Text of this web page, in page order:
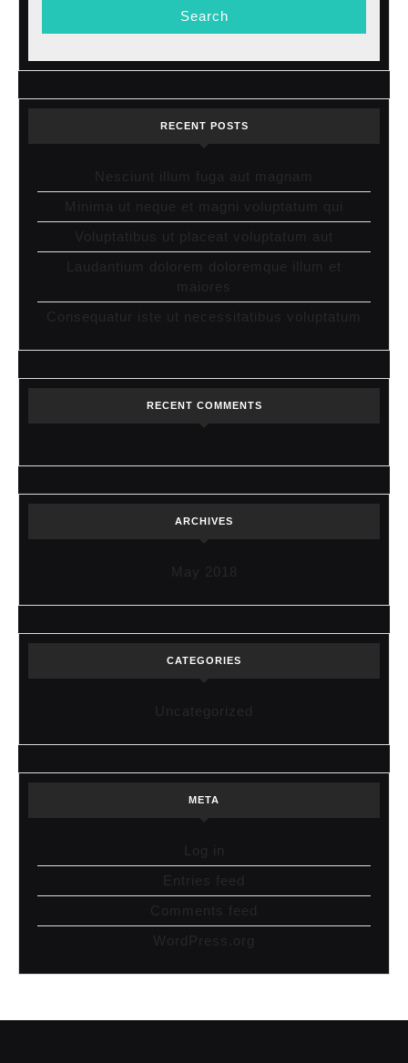
RECENT POSTS
Nesciunt illum fuga aut magnam
Minima ut neque et magni voluptatum qui
Voluptatibus ut placeat voluptatum aut
Laudantium dolorem doloremque illum et
maiores
Consequatur iste ut necessitatibus voluptatum
RECENT COMMENTS
ARCHIVES
May 2018
CATEGORIES
Uncategorized
META
Log in
Entries feed
Comments feed
WordPress.org